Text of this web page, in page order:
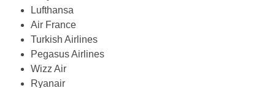
Lufthansa
Air France
Turkish Airlines
Pegasus Airlines
Wizz Air
Ryanair